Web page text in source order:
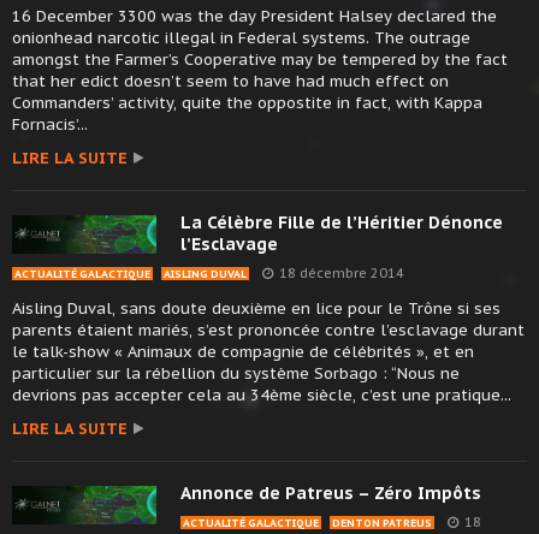
16 December 3300 was the day President Halsey declared the
onionhead narcotic illegal in Federal systems. The outrage
amongst the Farmer’s Cooperative may be tempered by the fact
that her edict doesn’t seem to have had much effect on
Commanders’ activity, quite the oppostite in fact, with Kappa
Fornacis’...
LIRE LA SUITE
La Célèbre Fille de l’Héritier Dénonce
l’Esclavage
ACTUALITÉ GALACTIQUE AISLING DUVAL 18 décembre 2014
Aisling Duval, sans doute deuxième en lice pour le Trône si ses
parents étaient mariés, s’est prononcée contre l’esclavage durant
le talk-show « Animaux de compagnie de célébrités », et en
particulier sur la rébellion du système Sorbago : “Nous ne
devrions pas accepter cela au 34ème siècle, c’est une pratique...
LIRE LA SUITE
Annonce de Patreus – Zéro Impôts
ACTUALITÉ GALACTIQUE DENTON PATREUS
18